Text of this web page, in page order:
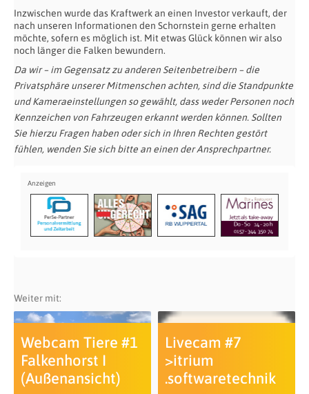
Inzwischen wurde das Kraftwerk an einen Investor verkauft, der
nach unseren Informationen den Schornstein gerne erhalten
möchte, sofern es möglich ist. Mit etwas Glück können wir also
noch länger die Falken bewundern.
Da wir – im Gegensatz zu anderen Seitenbetreibern – die
Privatsphäre unserer Mitmenschen achten, sind die Standpunkte
und Kameraeinstellungen so gewählt, dass weder Personen noch
Kennzeichen von Fahrzeugen erkannt werden können. Sollten
Sie hierzu Fragen haben oder sich in Ihren Rechten gestört
fühlen, wenden Sie sich bitte an einen der Ansprechpartner.
Weiter mit:
Webcam Tiere #1
Falkenhorst I
(Außenansicht)
Livecam #7
>itrium
.softwaretechnik